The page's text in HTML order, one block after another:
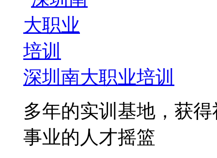
深圳南大职业培训
多年的实训基地，获
事业的人才摇篮